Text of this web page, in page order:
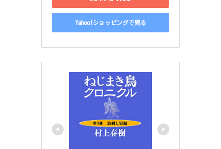
Yahoo!ショッピングで見る